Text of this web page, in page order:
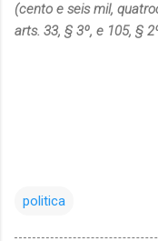
(cento e seis mil,
arts. 33, § 3º, e 105, §
politica